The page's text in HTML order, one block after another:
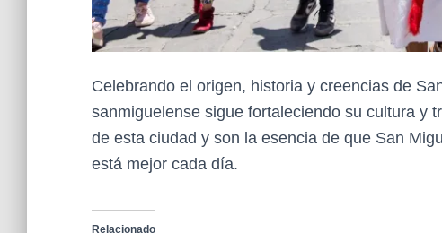
Celebrando el origen, historia y creencias de
sanmiguelense sigue fortaleciendo su cultura y
de esta ciudad y son la esencia de que San
está mejor cada día.
Relacionado